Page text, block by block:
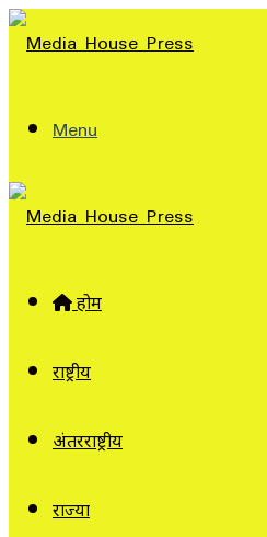
Menu
होम
राष्ट्रीय
अंतरराष्ट्रीय
राज्यों